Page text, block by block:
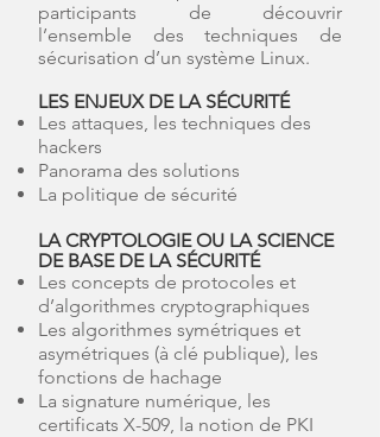
participants de découvrir
l’ensemble des techniques de
sécurisation d’un système Linux.
LES ENJEUX DE LA SÉCURITÉ
Les attaques, les techniques des
hackers
Panorama des solutions
La politique de sécurité
LA CRYPTOLOGIE OU LA SCIENCE
DE BASE DE LA SÉCURITÉ
Les concepts de protocoles et
d’algorithmes cryptographiques
Les algorithmes symétriques et
asymétriques (à clé publique), les
fonctions de hachage
La signature numérique, les
certificats X-509, la notion de PKI